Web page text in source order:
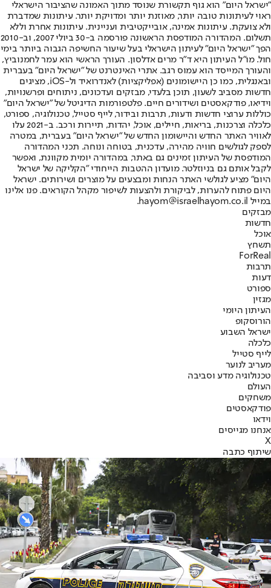
"ישראל היום" הוא גוף תקשורת שנוסד מתוך האמונה שהציבור הישראלי
ראוי לעיתונות טובה יותר, מאוזנת יותר ומדויקת יותר. עיתונות שמדברת
ולא צועקת. עיתונות אמינה, אובייקטיבית ועניינית. עיתונות אחרת וללא
תשלום. המהדורה המודפסת הראשונה פורסמה ב-30 ביולי 2007, וב-2010
הפך "ישראל היום" לעיתון הישראלי בעל שיעור החשיפה הגבוה ביותר בימי
חול. מו"ל העיתון היא ד"ר מרים אדלסון. העורך הראשי הוא עמר לחמנוביץ,
והעורך המייסד הוא עמוס רגב. אתרי האינטרנט של "ישראל היום" בעברית
ובאנגלית, כמו כן היישומונים (אפליקציות) לאנדרואיד ול-iOS, מציגים
חדשות מסביב לשעון, תוכן בלעדי, מבזקים ועדכונים, ניתוחים ופרשנויות,
וידיאו, פודקאסטים ושידורים חיים. פלטפורמות הדיגיטל של "ישראל היום"
כוללות ערוצי חדשות ודעות, תרבות ובידור, לייף סטייל, טכנולוגיה, ספורט,
כלכלה וצרכנות, בריאות, חיילים, אוכל, יהדות, תיירות ורכב. ב-2021 עלו
לאוויר האתר החדש והיישומון החדש של "ישראל היום" בעברית, במטרה
לספק לגולשים חוויה מהירה, עדכנית, בטוחה ונוחה. תכני המהדורה
המודפסת של העיתון זמינים גם באתר, במהדורה יומית מקוונת, ואפשר
לקבל אותם גם בניוזלטר. מועדון ההטבות הייחודי "הקליקה של ישראל
היום" מציע לגולשי האתר הנחות ומבצעים על מוצרים ושירותים. ישראל
היום פתוח להערות, לביקורת ולהצעות לשיפור מקהל הקוראים. פנו אלינו
במייל hayom@israelhayom.co.il.
מבזקים
חדשות
אוכל
תשחץ
ForReal
תרבות
דעות
ספורט
מגזין
העיתון היומי
הורוסקופ
ישראל השבוע
כלכלה
לייף סטייל
מעריב לנוער
טכנולוגיה מדע וסביבה
העולם
משחקים
פודקאסטים
וידאו
אנחנו מגייסים
X
שיתוף כתבה